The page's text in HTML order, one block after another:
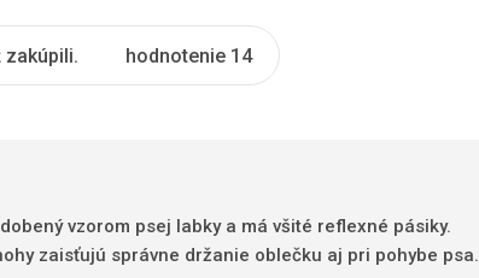
hodnotenie 14
vzorom psej labky a má všité reflexné pásiky.
zaisťujú správne držanie oblečku aj pri pohybe psa.